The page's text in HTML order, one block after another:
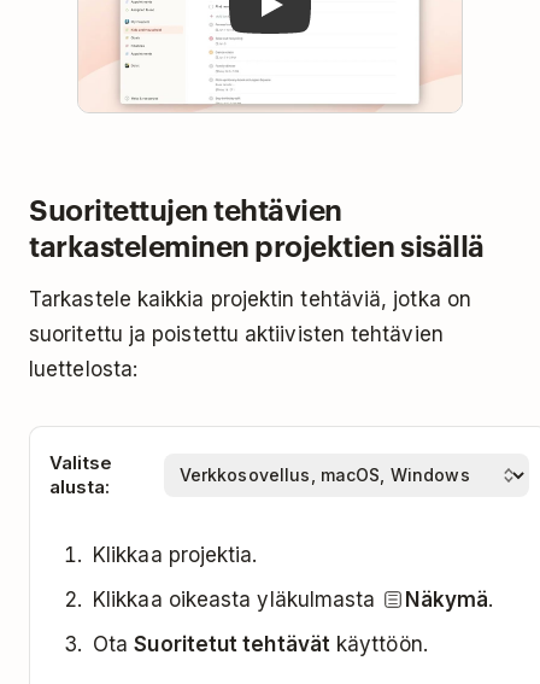
Suoritettujen tehtävien
tarkasteleminen projektien sisällä
Tarkastele kaikkia projektin tehtäviä, jotka on
suoritettu ja poistettu aktiivisten tehtävien
luettelosta:
Valitse
alusta:
Klikkaa projektia.
Klikkaa oikeasta yläkulmasta
Näkymä.
OtaSuoritetut tehtävät käyttöön.